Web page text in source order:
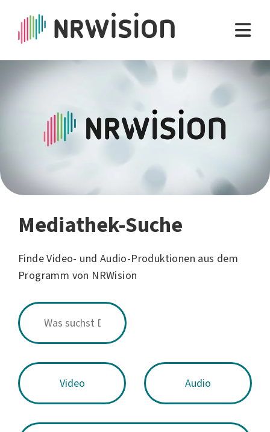
Mediathek-Suche
Finde Video- und Audio-Produktionen aus dem
Programm von NRWision
Video Audio